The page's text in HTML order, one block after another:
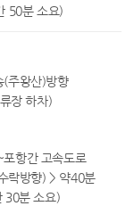
50분 소요)
(주왕산)방향
장 하차)
항간 고속도로
락방향) > 약40분
30분 소요)